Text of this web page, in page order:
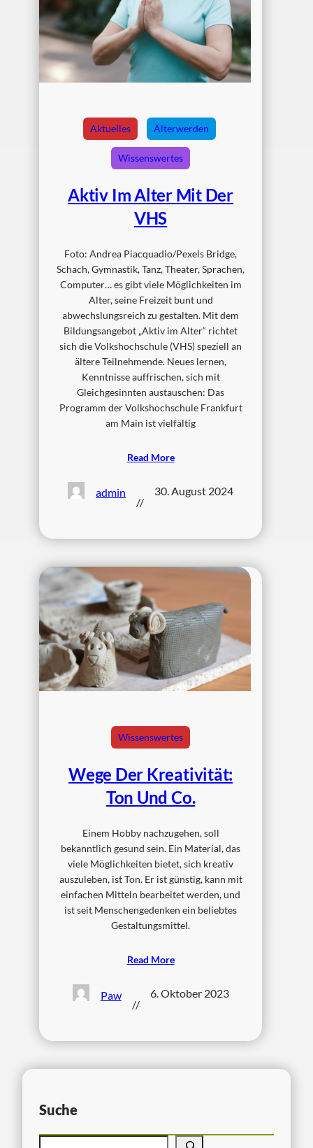
Aktuelles Älterwerden
Wissenswertes
Aktiv Im Alter Mit Der
VHS
Foto: Andrea Piacquadio/Pexels Bridge,
Schach, Gymnastik, Tanz, Theater, Sprachen,
Computer… es gibt viele Möglichkeiten im
Alter, seine Freizeit bunt und
abwechslungsreich zu gestalten. Mit dem
Bildungsangebot „Aktiv im Alter“ richtet
sich die Volkshochschule (VHS) speziell an
ältere Teilnehmende. Neues lernen,
Kenntnisse auffrischen, sich mit
Gleichgesinnten austauschen: Das
Programm der Volkshochschule Frankfurt
am Main ist vielfältig
Read More
admin
//
30. August 2024
Wissenswertes
Wege Der Kreativität:
Ton Und Co.
Einem Hobby nachzugehen, soll
bekanntlich gesund sein. Ein Material, das
viele Möglichkeiten bietet, sich kreativ
auszuleben, ist Ton. Er ist günstig, kann mit
einfachen Mitteln bearbeitet werden, und
ist seit Menschengedenken ein beliebtes
Gestaltungsmittel.
Read More
Paw
//
6. Oktober 2023
Suche